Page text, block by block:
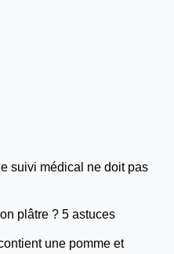
suivi médical ne doit pas
plâtre ? 5 astuces
une pomme et